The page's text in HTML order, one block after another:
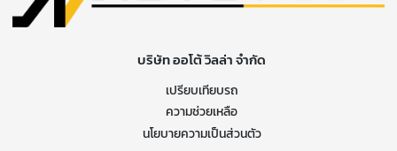
บริษัท ออโต้ วิลล่า จำกัด
เปรียบเทียบรถ
ความช่วยเหลือ
นโยบายความเป็นส่วนตัว